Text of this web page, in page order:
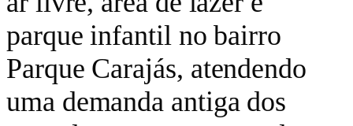
parque infantil no bairro
Parque Carajás, atendendo
uma demanda antiga dos